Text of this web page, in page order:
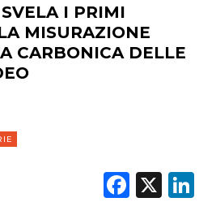
I PRIMI
MISURAZIONE
CARBONICA DELLE
X